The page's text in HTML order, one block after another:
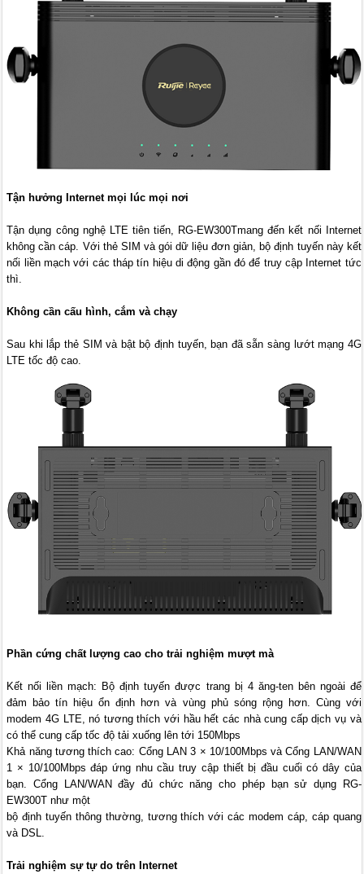
Tận hưởng Internet mọi lúc mọi nơi
Tận dụng công nghệ LTE tiên tiến, RG-EW300Tmang đến kết nối Internet
không cần cáp. Với thẻ SIM và gói dữ liệu đơn giản, bộ định tuyến này kết
nối liền mạch với các tháp tín hiệu di động gần đó để truy cập Internet tức
thì.
Không cần cấu hình, cắm và chạy
Sau khi lắp thẻ SIM và bật bộ định tuyến, bạn đã sẵn sàng lướt mạng 4G
LTE tốc độ cao.
Phần cứng chất lượng cao cho trải nghiệm mượt mà
Kết nối liền mạch: Bộ định tuyến được trang bị 4 ăng-ten bên ngoài để
đảm bảo tín hiệu ổn định hơn và vùng phủ sóng rộng hơn. Cùng với
modem 4G LTE, nó tương thích với hầu hết các nhà cung cấp dịch vụ và
có thể cung cấp tốc độ tải xuống lên tới 150Mbps
Khả năng tương thích cao: Cổng LAN 3 × 10/100Mbps và Cổng LAN/WAN
1 × 10/100Mbps đáp ứng nhu cầu truy cập thiết bị đầu cuối có dây của
bạn. Cổng LAN/WAN đầy đủ chức năng cho phép bạn sử dụng RG-
EW300T như một
bộ định tuyến thông thường, tương thích với các modem cáp, cáp quang
và DSL.
Trải nghiệm sự tự do trên Internet